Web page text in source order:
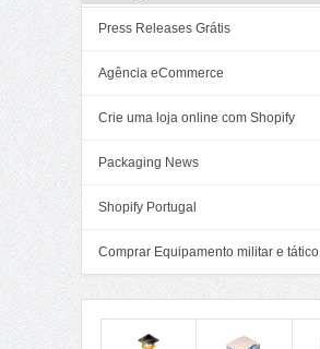
Press Releases Grátis
Agência eCommerce
Crie uma loja online com Shopify
Packaging News
Shopify Portugal
Comprar Equipamento militar e tático